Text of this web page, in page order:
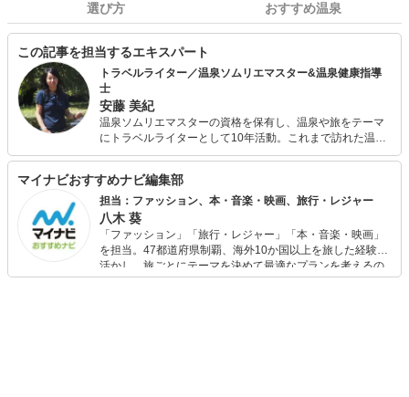
選び方 おすすめ温泉
この記事を担当するエキスパート
トラベルライター／温泉ソムリエマスター&温泉健康指導
士
安藤 美紀
温泉ソムリエマスターの資格を保有し、温泉や旅をテーマ
にトラベルライターとして10年活動。これまで訪れた温泉
宿は約250軒、執筆記事数はトータルで800を超える。さら
家でも入浴剤や入浴法を研究しながら温泉気分を楽しんで
いる。
マイナビおすすめナビ編集部
担当：ファッション、本・音楽・映画、旅行・レジャー
八木 葵
「ファッション」「旅行・レジャー」「本・音楽・映画」
を担当。47都道府県制覇、海外10か国以上を旅した経験を
活かし、旅ごとにテーマを決めて最適なプランを考えるの
が得意。また、アパレルショップでの販売経験もあり。誰